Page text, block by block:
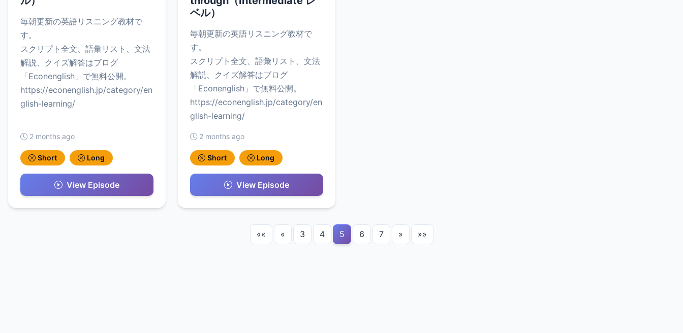
毎朝更新の英語リスニング教材で
す。
スクリプト全文、語彙リスト、文法
解説、クイズ解答はブログ
「Econenglish」で無料公開。
https://econenglish.jp/category/en
glish-learning/
2 months ago
Short Long
View Episode
ベル）
毎朝更新の英語リスニング教材で
す。
スクリプト全文、語彙リスト、文法
解説、クイズ解答はブログ
「Econenglish」で無料公開。
https://econenglish.jp/category/en
glish-learning/
2 months ago
Short Long
View Episode
«« « 3 4 5 6 7 » »»